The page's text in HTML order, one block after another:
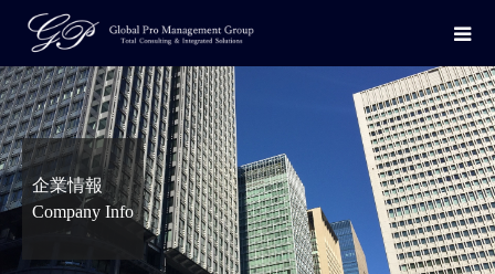
企業情報
Company Info